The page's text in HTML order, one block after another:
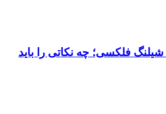
شیلنگ فلکسی؛ چه نکاتی را باید